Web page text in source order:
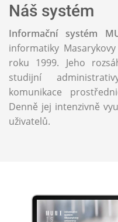
Náš systém
Informační systém
informatiky
roku 1999. Jeho
studijní
komunikace
Denně jej intenzivně
uživatelů.